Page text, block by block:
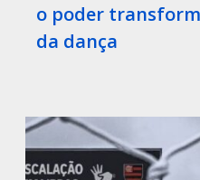
o poder
da dança